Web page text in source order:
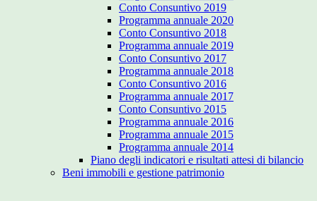
Conto Consuntivo 2019
Programma annuale 2020
Conto Consuntivo 2018
Programma annuale 2019
Conto Consuntivo 2017
Programma annuale 2018
Conto Consuntivo 2016
Programma annuale 2017
Conto Consuntivo 2015
Programma annuale 2016
Programma annuale 2015
Programma annuale 2014
Piano degli indicatori e risultati attesi di bilancio
Beni immobili e gestione patrimonio